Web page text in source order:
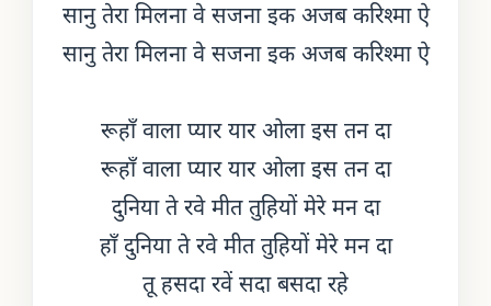
सानु तेरा मिलना वे सजना इक अजब करिश्मा ऐ
सानु तेरा मिलना वे सजना इक अजब करिश्मा ऐ
रूहाँ वाला प्यार यार ओला इस तन दा
रूहाँ वाला प्यार यार ओला इस तन दा
दुनिया ते रवे मीत तुहियों मेरे मन दा
हाँ दुनिया ते रवे मीत तुहियों मेरे मन दा
तू हसदा रवें सदा बसदा रहे